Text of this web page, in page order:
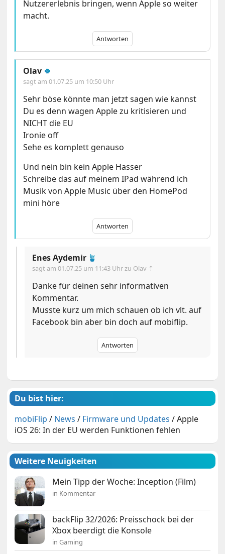
Nutzererlebnis bringen, wenn Apple so weiter
macht.
Antworten
Olav 🍀
sagt am01.07.25 um 10:50 Uhr
Sehr böse könnte man jetzt sagen wie kannst
Du es denn wagen Apple zu kritisieren und
NICHT die EU
Ironie off
Sehe es komplett genauso
Und nein bin kein Apple Hasser
Schreibe das auf meinem IPad während ich
Musik von Apple Music über den HomePod
mini höre
Antworten
Enes Aydemir 🪴
sagt am01.07.25 um 11:43 Uhrzu Olav ⇡
Danke für deinen sehr informativen
Kommentar.
Musste kurz um mich schauen ob ich vlt. auf
Facebook bin aber bin doch auf mobiflip.
Antworten
Du bist hier:
mobiFlip / News / Firmware und Updates /Apple
iOS 26: In der EU werden Funktionen fehlen
Weitere Neuigkeiten
Mein Tipp der Woche: Inception (Film)
in Kommentar
backFlip 32/2026: Preisschock bei der
Xbox beerdigt die Konsole
in Gaming